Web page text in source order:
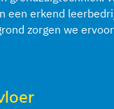
een erkend
zorgen we